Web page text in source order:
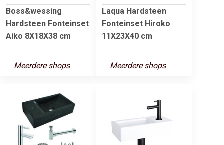
Boss&wessing
Hardsteen Fonteinset
Aiko 8X18X38 cm
Meerdere shops
Laqua Hardsteen
Fonteinset Hiroko
11X23X40 cm
Meerdere shops